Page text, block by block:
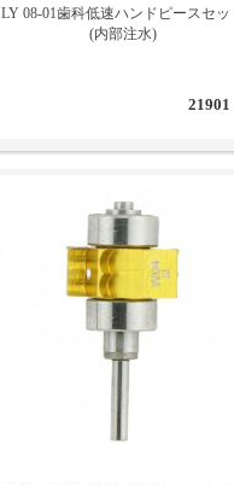
LY 08-01歯科低速ハンドピースセッ
(内部注水)
21901